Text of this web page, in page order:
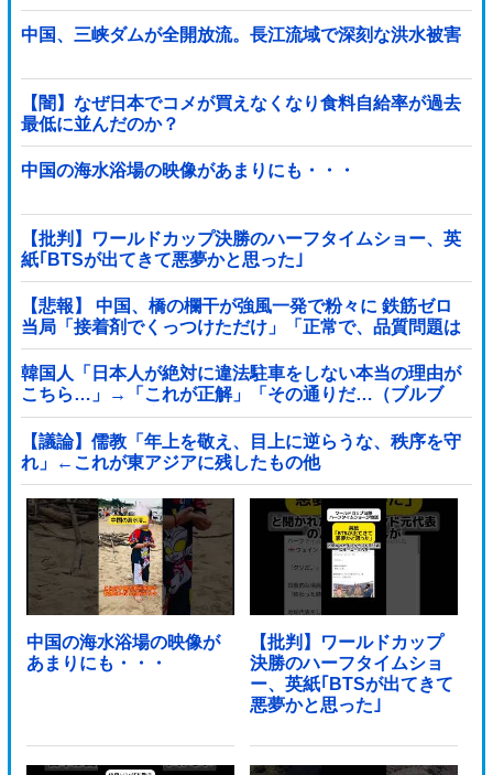
中国、三峡ダムが全開放流。長江流域で深刻な洪水被害
【闇】なぜ日本でコメが買えなくなり食料自給率が過去
最低に並んだのか？
中国の海水浴場の映像があまりにも・・・
【批判】ワールドカップ決勝のハーフタイムショー、英
紙｢BTSが出てきて悪夢かと思った｣
【悲報】 中国、橋の欄干が強風一発で粉々に 鉄筋ゼロ
当局「接着剤でくっつけただけ」「正常で、品質問題は
ない」
韓国人「日本人が絶対に違法駐車をしない本当の理由が
こちら…」→「これが正解」「その通りだ…（ブルブ
ル」＝韓国の反応
【議論】儒教「年上を敬え、目上に逆らうな、秩序を守
れ」←これが東アジアに残したもの他
中国の海水浴場の映像が
あまりにも・・・
【批判】ワールドカップ
決勝のハーフタイムショ
ー、英紙｢BTSが出てきて
悪夢かと思った｣